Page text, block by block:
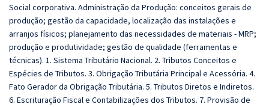
Social corporativa. Administração da Produção: conceitos gerais de
produção; gestão da capacidade, localização das instalações e
arranjos físicos; planejamento das necessidades de materiais - MRP;
produção e produtividade; gestão de qualidade (ferramentas e
técnicas). 1. Sistema Tributário Nacional. 2. Tributos Conceitos e
Espécies de Tributos. 3. Obrigação Tributária Principal e Acessória. 4.
Fato Gerador da Obrigação Tributária. 5. Tributos Diretos e Indiretos.
6. Escrituração Fiscal e Contabilizações dos Tributos. 7. Provisão de